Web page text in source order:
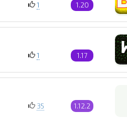
1 1.20
1 1.17
35 1.12.2